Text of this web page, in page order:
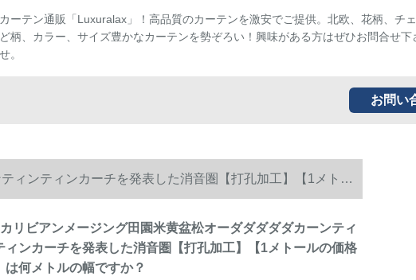
カーテン通販「Luxuralax」！高品質のカーテンを激安でご提供。北欧、花柄、チ
ど柄、カラー、サイズ豊かなカーテンを勢ぞろい！興味がある方はぜひお問合せ下
せ。
お問い
ィンティンカーチを発表した消音圏【打孔加工】【1メトー
カリビアンメージング田園米黄盆松オーダダダダダカーンティ
ィンカーチを発表した消音圏【打孔加工】【1メトールの価格
は何メトルの幅ですか？